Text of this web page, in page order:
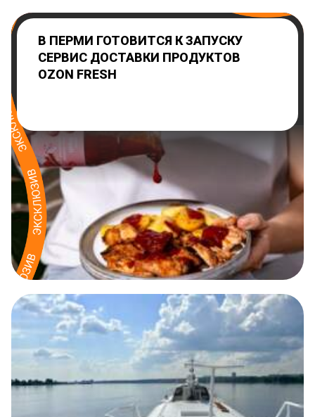
В ПЕРМИ ГОТОВИТСЯ К ЗАПУСКУ
СЕРВИС ДОСТАВКИ ПРОДУКТОВ
OZON FRESH